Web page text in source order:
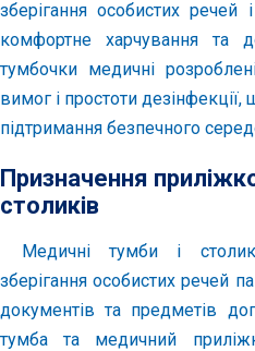
зберігання особистих речей
комфортне харчування та
тумбочки медичні
вимог і простоти
підтримання безпечного
Призначення
столиків
Медичні тумби і
зберігання особистих речей
документів та предметів
тумба та медичний